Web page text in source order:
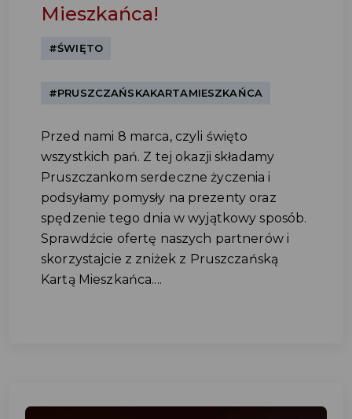
Mieszkańca!
#ŚWIĘTO
#PRUSZCZAŃSKAKARTAMIESZKAŃCA
Przed nami 8 marca, czyli święto
wszystkich pań. Z tej okazji składamy
Pruszczankom serdeczne życzenia i
podsyłamy pomysły na prezenty oraz
spędzenie tego dnia w wyjątkowy sposób.
Sprawdźcie ofertę naszych partnerów i
skorzystajcie z zniżek z Pruszczańską
Kartą Mieszkańca....